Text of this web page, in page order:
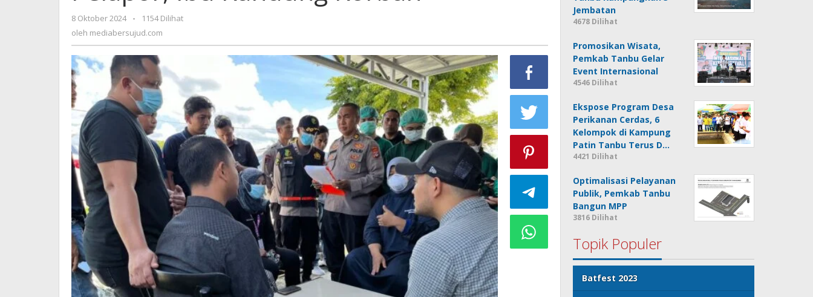
Korban
8 Oktober 2024
oleh
mediabersujud.com
-
1154 Dilihat
oleh mediabersujud.com
Jembatan
4678 Dilihat
Promosikan Wisata,
Pemkab Tanbu Gelar
Event Internasional
4546 Dilihat
Ekspose Program Desa
Perikanan Cerdas, 6
Kelompok di Kampung
Patin Tanbu Terus D…
4421 Dilihat
Optimalisasi Pelayanan
Publik, Pemkab Tanbu
Bangun MPP
3816 Dilihat
Topik Populer
Batfest 2023